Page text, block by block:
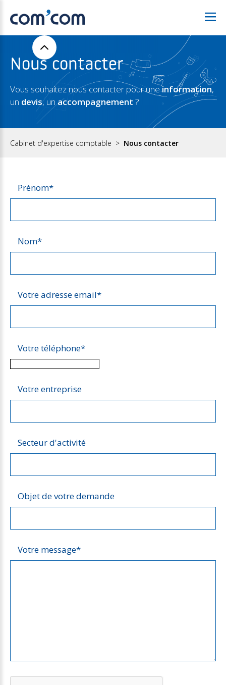
Nous contacter
Vous souhaitez nous contacter pour uneinformation,
un devis, unaccompagnement ?
Cabinet d'expertise comptable Nous contacter
Prénom*
Nom*
Votre adresse email*
Votre téléphone*
Votre entreprise
Secteur d'activité
Objet de votre demande
Votre message*